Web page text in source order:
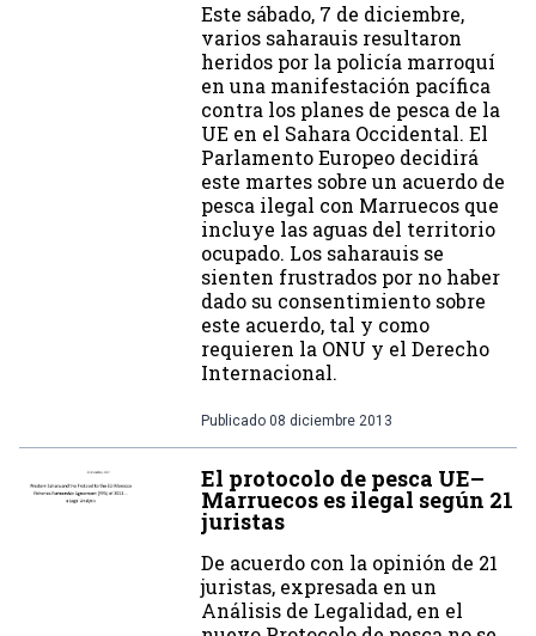
Este sábado, 7 de diciembre,
varios saharauis resultaron
heridos por la policía marroquí
en una manifestación pacífica
contra los planes de pesca de la
UE en el Sahara Occidental. El
Parlamento Europeo decidirá
este martes sobre un acuerdo de
pesca ilegal con Marruecos que
incluye las aguas del territorio
ocupado. Los saharauis se
sienten frustrados por no haber
dado su consentimiento sobre
este acuerdo, tal y como
requieren la ONU y el Derecho
Internacional.
Publicado 08 diciembre 2013
El protocolo de pesca UE–
Marruecos es ilegal según 21
juristas
De acuerdo con la opinión de 21
juristas, expresada en un
Análisis de Legalidad, en el